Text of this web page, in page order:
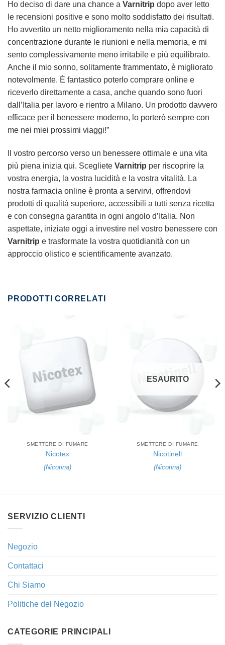
Ho deciso di dare una chance a Varnitrip dopo aver letto
le recensioni positive e sono molto soddisfatto dei risultati.
Ho avvertito un netto miglioramento nella mia capacità di
concentrazione durante le riunioni e nella memoria, e mi
sento complessivamente meno irritabile e più equilibrato.
Anche il mio sonno, solitamente frammentato, è migliorato
notevolmente. È fantastico poterlo comprare online e
riceverlo direttamente a casa, anche quando sono fuori
dall’Italia per lavoro e rientro a Milano. Un prodotto davvero
efficace per il benessere moderno, lo porterò sempre con
me nei miei prossimi viaggi!”
Il vostro percorso verso un benessere ottimale e una vita
più piena inizia qui. Scegliete Varnitrip per riscoprire la
vostra energia, la vostra lucidità e la vostra vitalità. La
nostra farmacia online è pronta a servirvi, offrendovi
prodotti di qualità superiore, accessibili a tutti senza ricetta
e con consegna garantita in ogni angolo d’Italia. Non
aspettate, iniziate oggi a investire nel vostro benessere con
Varnitrip e trasformate la vostra quotidianità con un
approccio olistico e scientificamente avanzato.
PRODOTTI CORRELATI
SMETTERE DI FUMARE
Nicotex
(Nicotina)
ESAURITO
SMETTERE DI FUMARE
Nicotinell
(Nicotina)
SERVIZIO CLIENTI
Negozio
Contattaci
Chi Siamo
Politiche del Negozio
CATEGORIE PRINCIPALI